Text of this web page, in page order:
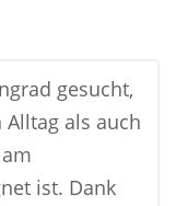
gesucht,
als auch
ist. Dank